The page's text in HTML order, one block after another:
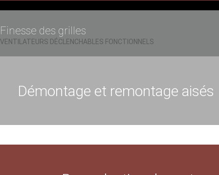
Finesse des grilles
VENTILATEURS DÉCLENCHABLES FONCTIONNELS
Démontage et remontage aisés